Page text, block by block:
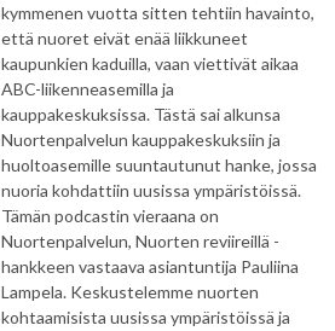
kymmenen vuotta sitten tehtiin havainto,
että nuoret eivät enää liikkuneet
kaupunkien kaduilla, vaan viettivät aikaa
ABC-liikenneasemilla ja
kauppakeskuksissa. Tästä sai alkunsa
Nuortenpalvelun kauppakeskuksiin ja
huoltoasemille suuntautunut hanke, jossa
nuoria kohdattiin uusissa ympäristöissä.
Tämän podcastin vieraana on
Nuortenpalvelun, Nuorten reviireillä -
hankkeen vastaava asiantuntija Pauliina
Lampela. Keskustelemme nuorten
kohtaamisista uusissa ympäristöissä ja